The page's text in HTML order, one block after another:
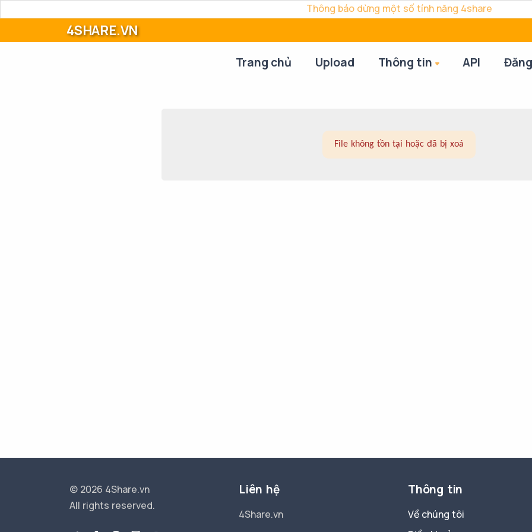
Thông báo dừng một số tính năng 4share
4SHARE.VN
Trang chủ Upload Thông tin API
File không tồn tại hoặc đã bị xoá
© 2026 4Share.vn
All rights reserved.
Liên hệ
4Share.vn
Thông tin
Về chúng tôi